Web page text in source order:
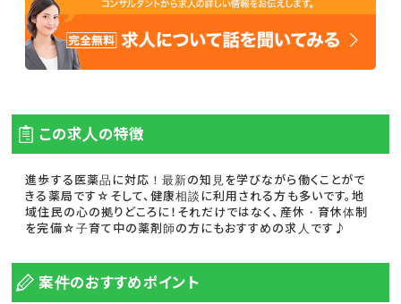
この求人の特徴
進歩する医薬品に対応！最新の知見を学びながら働くことがで
きる薬局です☆そして、健康相談に利用される方も多いです。地
域住民の心の拠りどころに！それだけではなく、産休・育休体制
を完備☆子育て中の薬剤師の方にもおすすめの求人です♪
案件のおすすめポイント